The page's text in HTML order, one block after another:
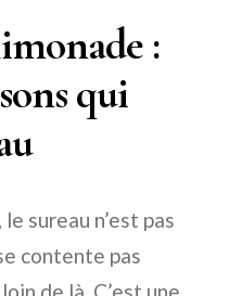
:
qui
sureau n’est pas
contente pas
de là. C’est une